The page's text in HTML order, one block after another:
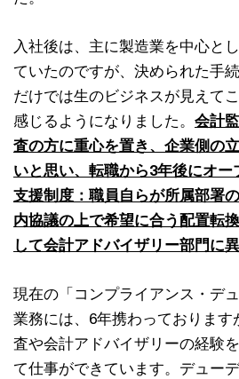
入社後は、主に製造業を中心と
ていたのですが、決められた手
だけでは生のビジネスが見えて
感じるようになりました。 会計
査の方に重心を置き、企業側の
いと思い、転職から3年後にオ
支援制度：職員自らが所属部署
内協議の上で希望に合う配置転
して会計アドバイザリー部門に
現在の「コンプライアンス・デ
業務には、6年携わっております
査や会計アドバイザリーの経験
て仕事ができています。デュー